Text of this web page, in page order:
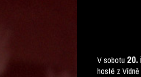
V sobotu
hosté z Vídně